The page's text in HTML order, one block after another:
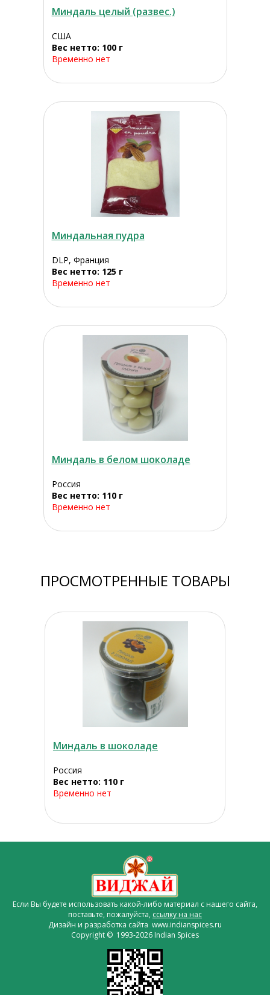
Миндаль целый (развес.)
США
Вес нетто: 100 г
Временно нет
Миндальная пудра
DLP, Франция
Вес нетто: 125 г
Временно нет
Миндаль в белом шоколаде
Россия
Вес нетто: 110 г
Временно нет
ПРОСМОТРЕННЫЕ ТОВАРЫ
Миндаль в шоколаде
Россия
Вес нетто: 110 г
Временно нет
Если Вы будете использовать какой-либо материал с нашего сайта,
поставьте, пожалуйста, ссылку на нас
Дизайн и разработка сайта www.indianspices.ru
Copyright © 1993-2026 Indian Spices